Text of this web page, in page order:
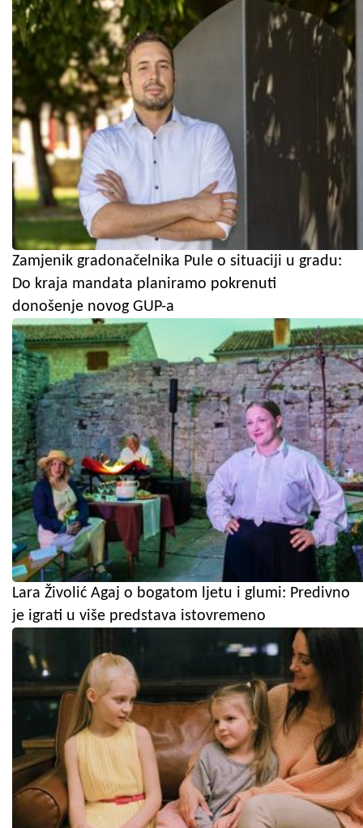
Zamjenik gradonačelnika Pule o situaciji u gradu:
Do kraja mandata planiramo pokrenuti
donošenje novog GUP-a
Lara Živolić Agaj o bogatom ljetu i glumi: Predivno
je igrati u više predstava istovremeno